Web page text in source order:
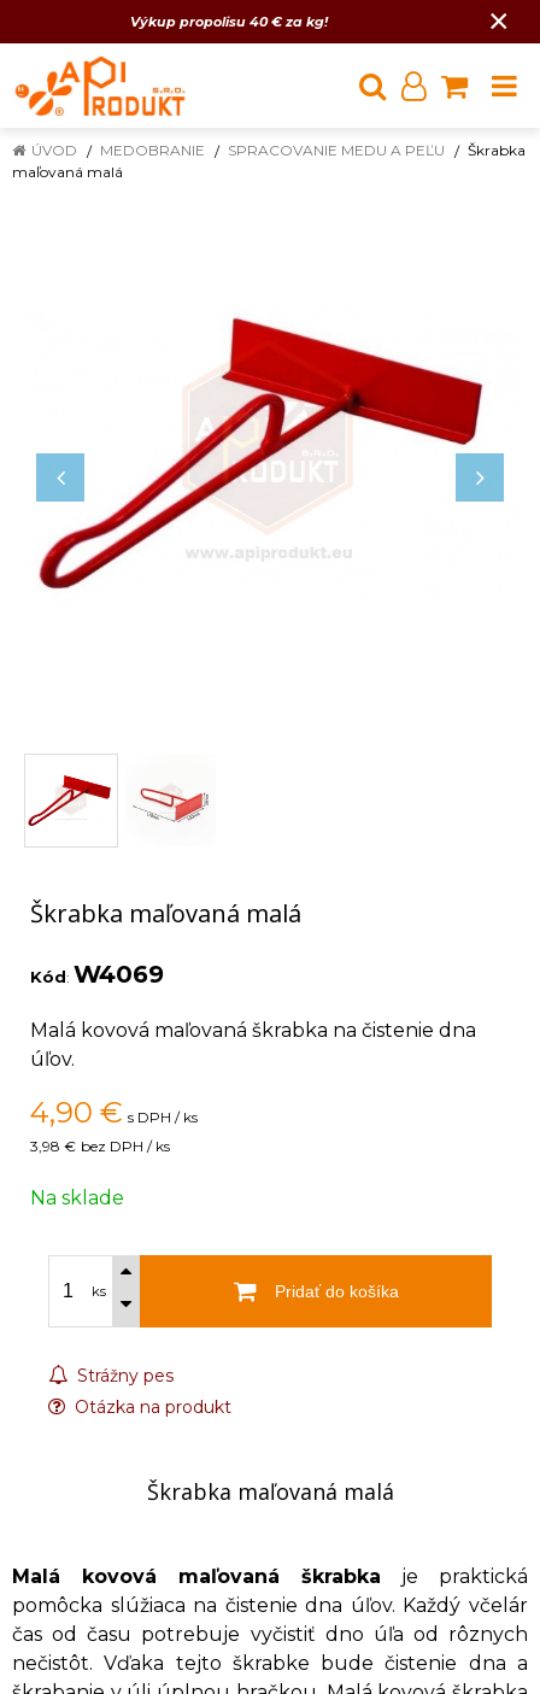
Výkup propolisu 40 € za kg! ×
ÚVOD MEDOBRANIE SPRACOVANIE MEDU A PEĽU
Škrabka
maľovaná malá
Škrabka maľovaná malá
Kód: W4069
Malá kovová maľovaná škrabka na čistenie dna
úľov.
4,90 € s DPH / ks
3,98 € bez DPH / ks
Na sklade
ks Pridať do košíka
Strážny pes
Otázka na produkt
Škrabka maľovaná malá
Malá kovová maľovaná škrabka je praktická
pomôcka slúžiaca na čistenie dna úľov. Každý včelár
čas od času potrebuje vyčistiť dno úľa od rôznych
nečistôt. Vďaka tejto škrabke bude čistenie dna a